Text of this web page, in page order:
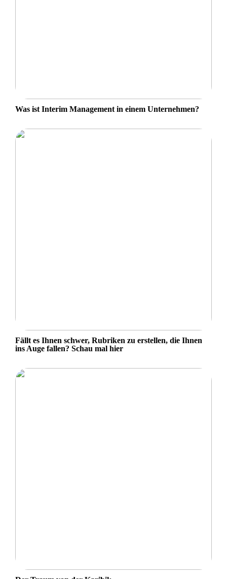
Was ist Interim Management in einem Unternehmen?
Fällt es Ihnen schwer, Rubriken zu erstellen, die Ihnen
ins Auge fallen? Schau mal hier